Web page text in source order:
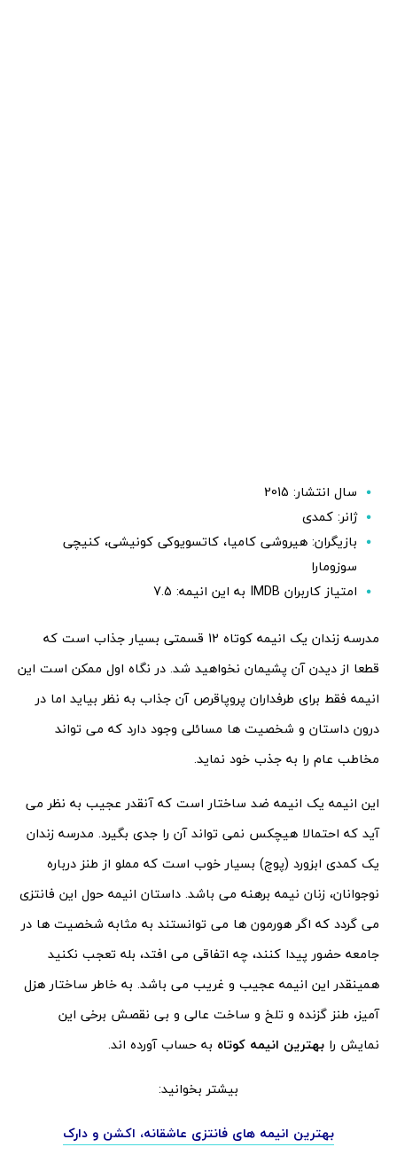
سال انتشار: 2015
ژانر: کمدی
بازیگران: هیروشی کامیا، کاتسویوکی کونیشی، کنیچی
سوزومارا
امتیاز کاربران IMDB به این انیمه: 7.5
مدرسه زندان یک انیمه کوتاه 12 قسمتی بسیار جذاب است که
قطعا از دیدن آن پشیمان نخواهید شد. در نگاه اول ممکن است این
انیمه فقط برای طرفداران پروپاقرص آن جذاب به نظر بیاید اما در
درون داستان و شخصیت ها مسائلی وجود دارد که می تواند
مخاطب عام را به جذب خود نماید.
این انیمه یک انیمه ضد ساختار است که آنقدر عجیب به نظر می
آید که احتمالا هیچکس نمی تواند آن را جدی بگیرد. مدرسه زندان
یک کمدی ابزورد (پوچ) بسیار خوب است که مملو از طنز درباره
نوجوانان، زنان نیمه برهنه می باشد. داستان انیمه حول این فانتزی
می گردد که اگر هورمون ها می توانستند به مثابه شخصیت ها در
جامعه حضور پیدا کنند، چه اتفاقی می افتد، بله تعجب نکنید
همینقدر این انیمه عجیب و غریب می باشد. به خاطر ساختار هزل
آمیز، طنز گزنده و تلخ و ساخت عالی و بی نقصش برخی این
نمایش را بهترین انیمه کوتاه به حساب آورده اند.
بیشتر بخوانید:
بهترین انیمه های فانتزی عاشقانه، اکشن و دارک